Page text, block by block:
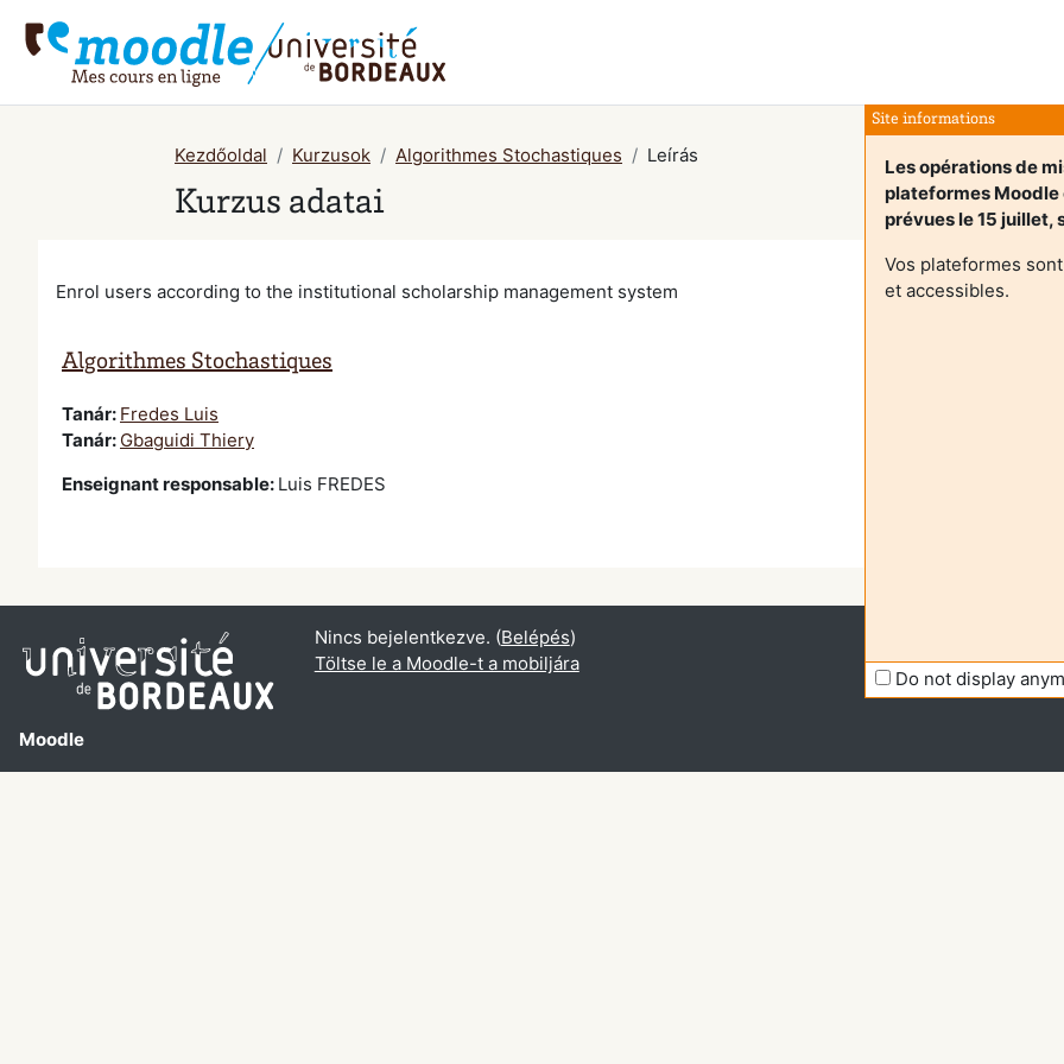
Site informations
Les opérations de
plateformes
prévues le 15 juillet,
Vos plateformes
et accessibles.
Do not display
Kezdőoldal Kurzusok Algorithmes Stochastiques Leírás
Kurzus adatai
Enrol users according to the institutional scholarship management system
Algorithmes Stochastiques
Tanár: Fredes Luis
Tanár: Gbaguidi Thiery
Enseignant responsable: Luis FREDES
Moodle
Nincs bejelentkezve. (Belépés)
Töltse le a Moodle-t a mobiljára